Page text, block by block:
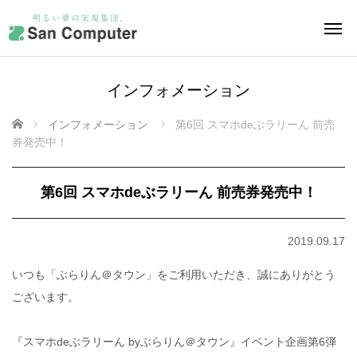
インフォメーション
ホーム インフォメーション
第6回 スマホdeぶラリーん 前売
券発売中！
第6回 スマホdeぶラリーん 前売券発売中！
2019.09.17
いつも「ぶらりん＠タウン」をご利用いただき、誠にありがとう
ございます。
『スマホdeぶラリーん byぶらりん＠タウン』イベント企画第6弾